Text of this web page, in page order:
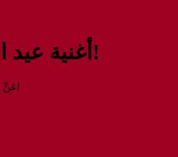
أغنية عيد الميلاد المبهجة!
غنِّ معنا أغنية عيد الميلاد الرائعة!